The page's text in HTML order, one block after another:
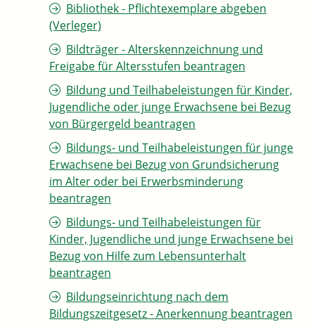
Bibliothek - Pflichtexemplare abgeben
(Verleger)
Bildträger - Alterskennzeichnung und
Freigabe für Altersstufen beantragen
Bildung und Teilhabeleistungen für Kinder,
Jugendliche oder junge Erwachsene bei Bezug
von Bürgergeld beantragen
Bildungs- und Teilhabeleistungen für junge
Erwachsene bei Bezug von Grundsicherung
im Alter oder bei Erwerbsminderung
beantragen
Bildungs- und Teilhabeleistungen für
Kinder, Jugendliche und junge Erwachsene bei
Bezug von Hilfe zum Lebensunterhalt
beantragen
Bildungseinrichtung nach dem
Bildungszeitgesetz - Anerkennung beantragen